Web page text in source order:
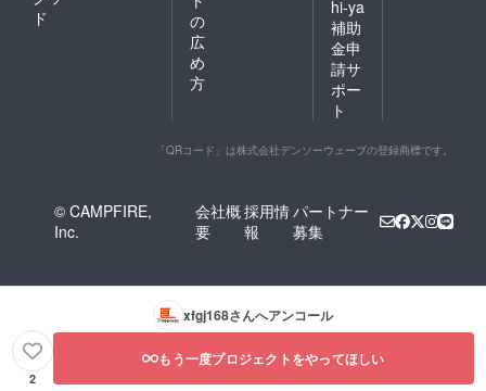
ド
の
広
め
方
hi-ya
補助
金申
請サ
ポー
ト
「QRコード」は株式会社デンソーウェーブの登録商標です。
© CAMPFIRE,
Inc.
会社概
要
採用情
報
パートナー
募集
xfgj168さんへアンコール
2
もう一度プロジェクトをやってほしい